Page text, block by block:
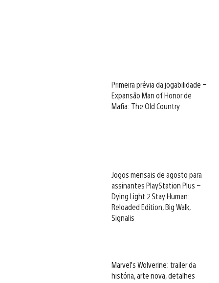
Primeira prévia da jogabilidade –
Expansão Man of Honor de
Mafia: The Old Country
Jogos mensais de agosto para
assinantes PlayStation Plus –
Dying Light 2 Stay Human:
Reloaded Edition, Big Walk,
Signalis
Marvel’s Wolverine: trailer da
história, arte nova, detalhes